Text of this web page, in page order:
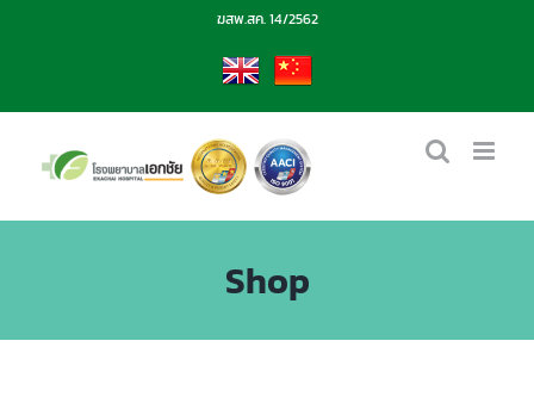
ฆสพ.สค. 14/2562
EN CN
Shop